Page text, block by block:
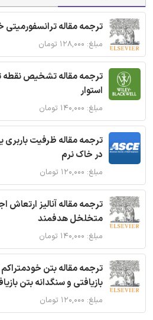
ترجمه مقاله
مبلغ: ۱۲۸,۰۰۰ تومان
ترجمه مقاله تشخیص نقطه
استوار
مبلغ: ۱۴۰,۰۰۰ تومان
ترجمه مقاله ظرفیت
در خاک نرم
مبلغ: ۱۲۰,۰۰۰ تومان
ترجمه مقاله آنالیز ارتعاش
متخلخل هدفمند
مبلغ: ۱۴۰,۰۰۰ تومان
ترجمه مقاله بتن خودمتراکم
بازیافتی و سنگدانه بتن
مبلغ: ۱۲۰,۰۰۰ تومان